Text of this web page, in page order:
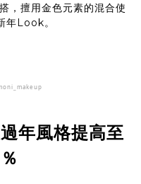
，擅用金色元素的混合使
年Look。
年風格提高至